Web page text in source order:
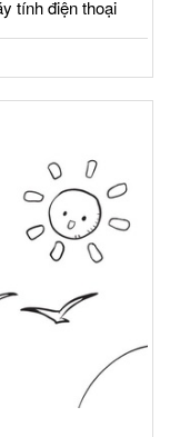
tính điện thoại